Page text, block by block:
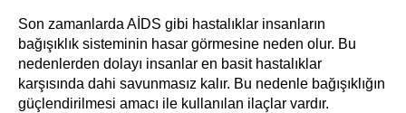
Son zamanlarda AİDS gibi hastalıklar insanların
bağışıklık sisteminin hasar görmesine neden olur. Bu
nedenlerden dolayı insanlar en basit hastalıklar
karşısında dahi savunmasız kalır. Bu nedenle bağışıklığın
güçlendirilmesi amacı ile kullanılan ilaçlar vardır.